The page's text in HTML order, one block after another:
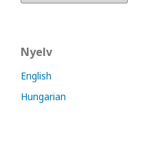
Nyelv
English
Hungarian